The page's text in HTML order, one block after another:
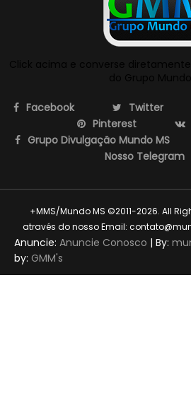
Facebook Twitter
Pinterest
Grupo Divulgação Mundo MS
Nosso Telegram
+MMS/Mundo MS ©2011-2026. All
através do nosso Email:
Anuncie: Anuncie Conosco | By:
by: GMM's